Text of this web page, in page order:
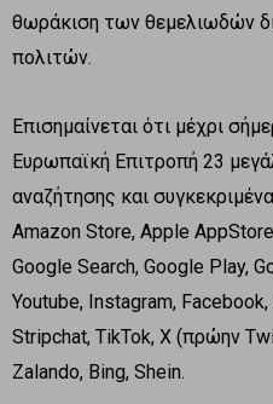
θωράκιση των θεμελιωδών
πολιτών.
Επισημαίνεται ότι μέχρι
Ευρωπαϊκή Επιτροπή 23
αναζήτησης και
Amazon Store, Apple
Google Search, Google Play,
Youtube, Instagram,
Stripchat, TikTok, X (πρώην
Zalando, Bing, Shein.